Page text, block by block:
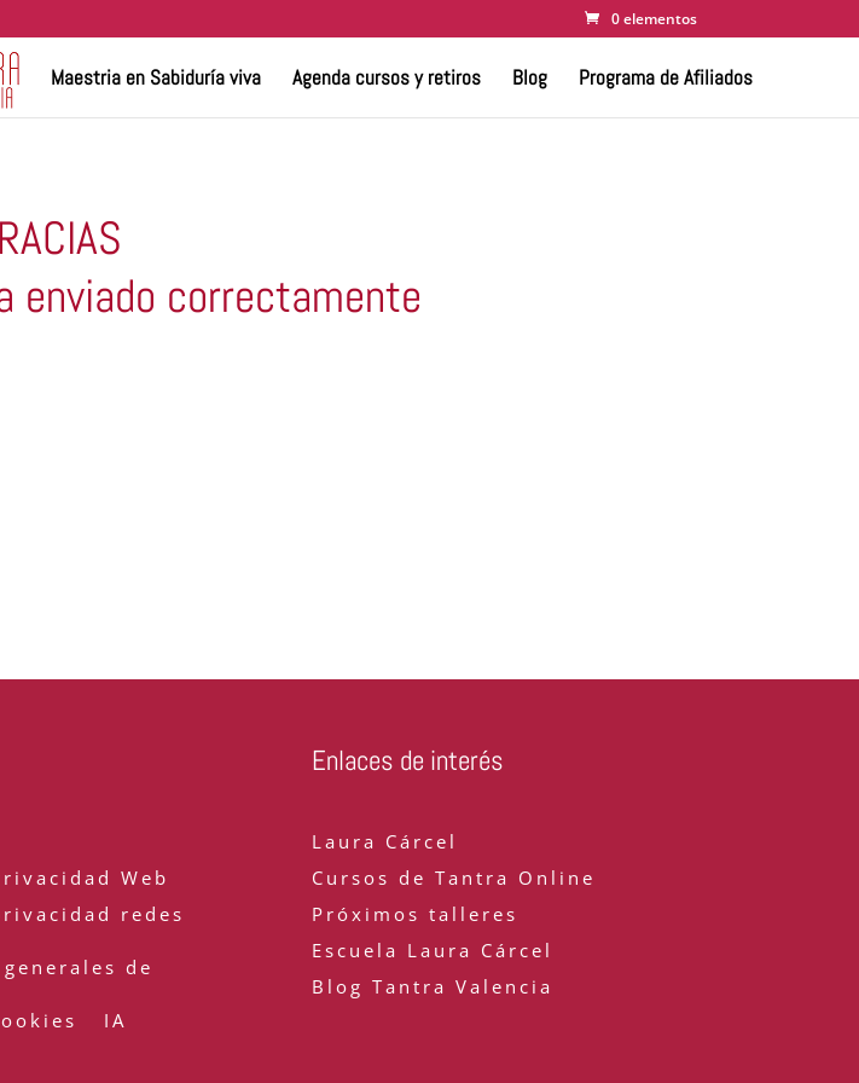
0 elementos
Maestria en Sabiduría viva Agenda cursos y retiros Blog Programa de Afiliados
enviado correctamente
Web
redes
de
IA
Enlaces de interés
Laura Cárcel
Cursos de Tantra Online
Próximos talleres
Escuela Laura Cárcel
Blog Tantra Valencia